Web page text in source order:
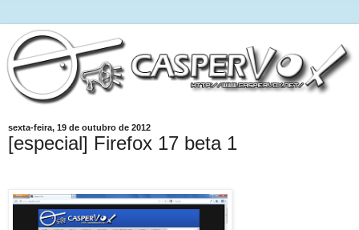
sexta-feira, 19 de outubro de 2012
[especial] Firefox 17 beta 1